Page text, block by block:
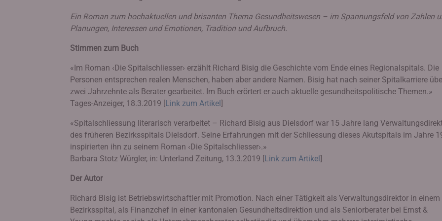
Ein Roman zum hochaktuellen und brisanten Thema Gesundheitswesen – im Spannungsfeld von Zahlen
Planungen, Interessen und Emotionen, Tradition und Aufbruch.
Stimmen zum Buch
«Im Roman ‹Die Spitalschliesser› erzählt Richard Bisig die Geschichte vom Ende eines Regionalspitals. Die
Personen entsprechen realen Menschen, haben aber andere Namen. Bisig hat nach seiner Spitalkarriere
zwei Jahrzehnte als Berater gearbeitet. Im Buch erörtert er auch aktuelle gesundheitspolitische Themen.»
Tages-Anzeiger, 18.3.2019 [Link zum Artikel]
«Spitalschliessung literarisch verarbeitet – Richard Bisig aus Dielsdorf war 15 Jahre lang
des früheren Bezirksspitals Dielsdorf. Seine Erfahrungen mit der Schliessung dieses Akutspitals im Jahre
inspirierten ihn zu seinem Roman ‹Die Spitalschliesser›.»
Barbara Stotz Würgler, in: Unterland Zeitung, 13.3.2019 [Link zum Artikel]
Der Autor
Richard Bisig ist Betriebswirtschaftler mit Promotion. Nach einer Tätigkeit als Verwaltungsdirektor in einem
Bezirksspital, als Finanzchef in einer kantonalen Gesundheitsdirektion und als Seniorberater bei Ernst &